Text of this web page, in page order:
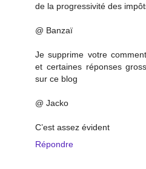
de la progressivité des
@ Banzaï
Je supprime votre
et certaines réponses
sur ce blog
@ Jacko
C’est assez évident
Répondre